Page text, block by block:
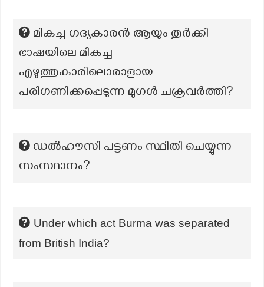
മികച്ച ഗദ്യകാരൻ ആയും തുർക്കി
ഭാഷയിലെ മികച്ച
എഴുത്തുകാരിലൊരാളായ
പരിഗണിക്കപ്പെടുന്ന മുഗൾ ചക്രവർത്തി?
ഡൽഹൗസി പട്ടണം സ്ഥിതി ചെയ്യുന്ന
സംസ്ഥാനം?
Under which act Burma was separated
from British India?